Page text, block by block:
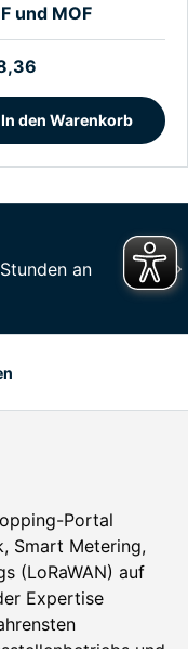
und MOF
In den Warenkorb
an
Portal
Smart Metering,
(LoRaWAN) auf
Expertise